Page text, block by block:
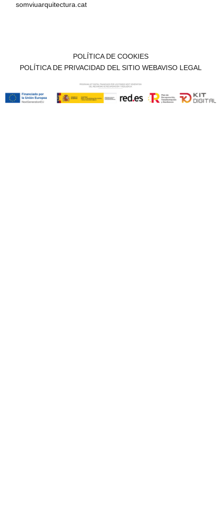
somviuarquitectura.cat
POLÍTICA DE COOKIES
POLÍTICA DE PRIVACIDAD DEL SITIO WEBAVISO LEGAL